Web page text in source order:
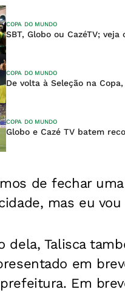
COPA DO MUNDO
SBT, Globo ou CazéTV;
COPA DO MUNDO
De volta à Seleção na
COPA DO MUNDO
Globo e Cazé TV batem
de fechar
mas eu
dela, Talisca
em
Em